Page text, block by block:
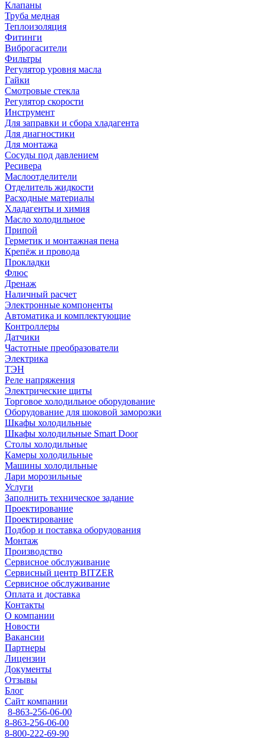
Клапаны
Труба медная
Теплоизоляция
Фитинги
Виброгасители
Фильтры
Регулятор уровня масла
Гайки
Смотровые стекла
Регулятор скорости
Инструмент
Для заправки и сбора хладагента
Для диагностики
Для монтажа
Сосуды под давлением
Ресивера
Маслоотделители
Отделитель жидкости
Расходные материалы
Хладагенты и химия
Масло холодильное
Припой
Герметик и монтажная пена
Крепёж и провода
Прокладки
Флюс
Дренаж
Наличный расчет
Электронные компоненты
Автоматика и комплектующие
Контроллеры
Датчики
Частотные преобразователи
Электрика
ТЭН
Реле напряжения
Электрические щиты
Торговое холодильное оборудование
Оборудование для шоковой заморозки
Шкафы холодильные
Шкафы холодильные Smart Door
Столы холодильные
Камеры холодильные
Машины холодильные
Лари морозильные
Услуги
Заполнить техническое задание
Проектирование
Проектирование
Подбор и поставка оборудования
Монтаж
Производство
Сервисное обслуживание
Сервисный центр BITZER
Сервисное обслуживание
Оплата и доставка
Контакты
О компании
Новости
Вакансии
Партнеры
Лицензии
Документы
Отзывы
Блог
Сайт компании
8-863-256-06-00
8-863-256-06-00
8-800-222-69-90